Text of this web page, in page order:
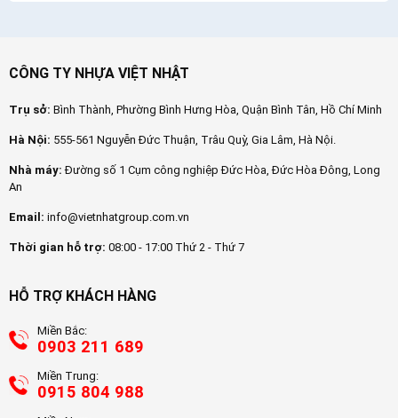
CÔNG TY NHỰA VIỆT NHẬT
Trụ sở: Bình Thành, Phường Bình Hưng Hòa, Quận Bình Tân, Hồ Chí Minh
Hà Nội: 555-561 Nguyễn Đức Thuận, Trâu Quỳ, Gia Lâm, Hà Nội.
Nhà máy: Đường số 1 Cụm công nghiệp Đức Hòa, Đức Hòa Đông, Long
An
Email: info@vietnhatgroup.com.vn
Thời gian hỗ trợ: 08:00 - 17:00 Thứ 2 - Thứ 7
HỖ TRỢ KHÁCH HÀNG
Miền Bắc:
0903 211 689
Miền Trung:
0915 804 988